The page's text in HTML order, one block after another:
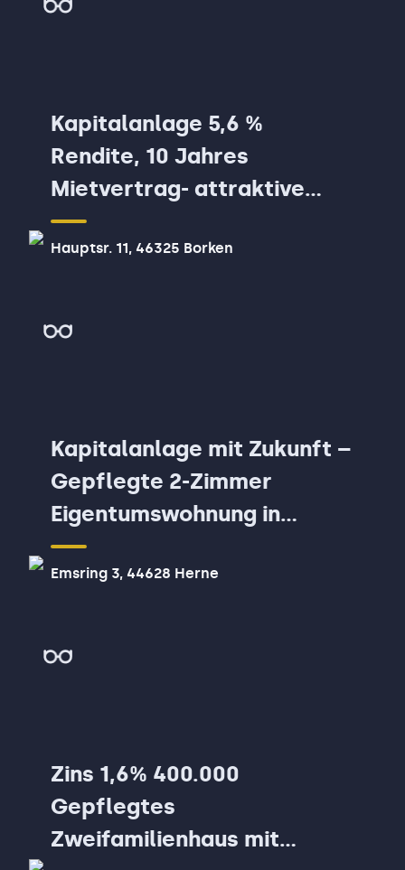
Kapitalanlage 5,6 %
Rendite, 10 Jahres
Mietvertrag- attraktive
Gewerbefläche!
Hauptsr. 11, 46325 Borken
Kapitalanlage mit Zukunft –
Gepflegte 2-Zimmer
Eigentumswohnung in
Herne!
Emsring 3, 44628 Herne
Zins 1,6% 400.000
Gepflegtes
Zweifamilienhaus mit